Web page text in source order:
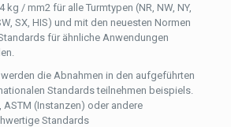
kg / mm2 für alle Turmtypen (NR, NW, NY,
SX, HIS) und mit den neuesten Normen
für ähnliche Anwendungen
werden die Abnahmen in den aufgeführten
Standards teilnehmen beispiels.
ASTM (Instanzen) oder andere
Standards